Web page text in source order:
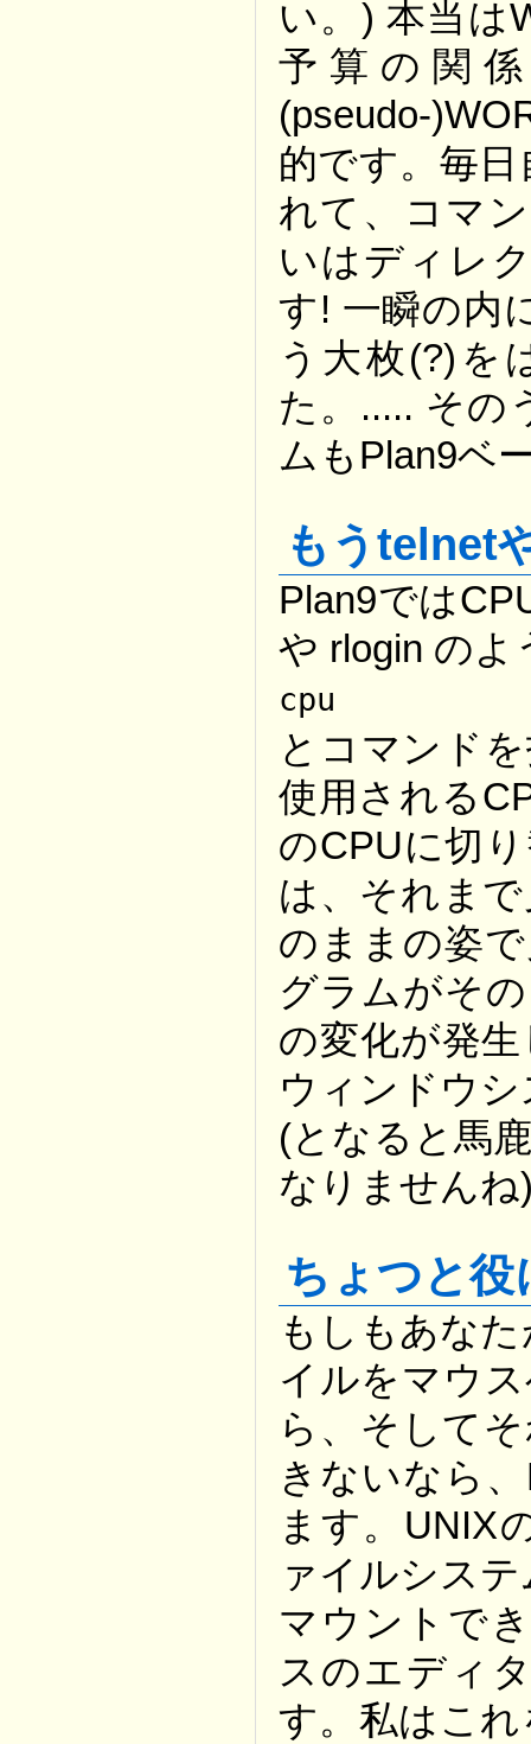
い。) 本当は
予算の関
(pseudo-
的です。毎
れて、コマ
いはディレ
す! 一瞬の内
う大枚(?)を
た。..... その
ムもPlan9ベ
もうtelnet
Plan9では
や rlogin のよ
cpu
とコマンド
使用される
のCPUに切
は、それま
のままの姿
グラムがそ
の変化が発
ウィンドウ
(となると馬
なりませんね
ちょつと役
もしもあな
イルをマウ
ら、そして
きないなら
ます。UNIX
ァイルシス
マウントで
スのエディ
す。私はこ